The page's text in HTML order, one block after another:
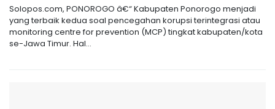
Solopos.com, PONOROGO â€“ Kabupaten Ponorogo menjadi
yang terbaik kedua soal pencegahan korupsi terintegrasi atau
monitoring centre for prevention (MCP) tingkat kabupaten/kota
se-Jawa Timur. Hal...